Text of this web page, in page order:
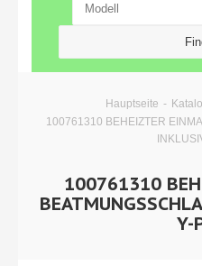
Hauptseite -
100761310 BEHEIZTER
100761310
Y-